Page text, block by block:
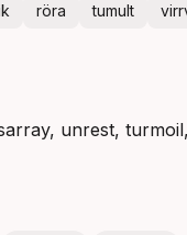
röra tumult
unrest,